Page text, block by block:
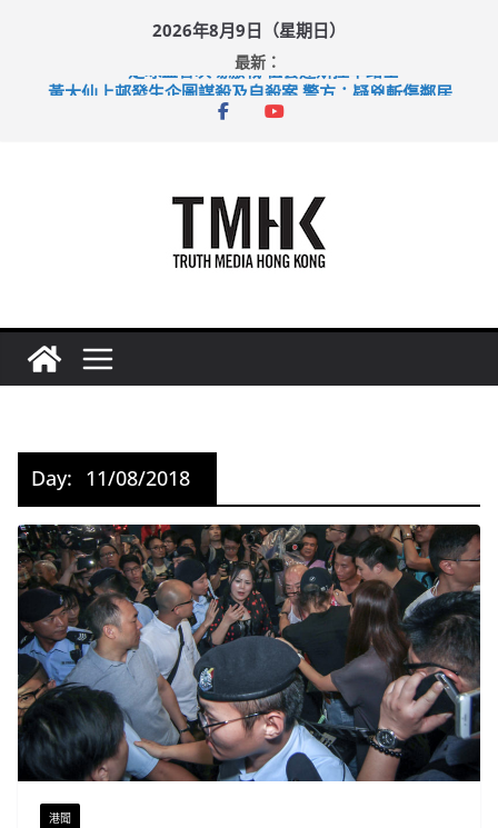
2026年8月9日（星期日）
最新：
足球盛會次場激戰 祖雲達斯挫車路士
拜仁熱身賽挫維拉 啟德主場館奪錦標
Day: 11/08/2018
港聞